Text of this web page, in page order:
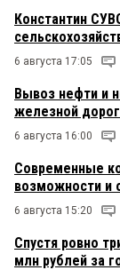
Константин
6 августа 17:05
Вывоз нефти и
железной
6 августа 16:00
Современные
возможности и
6 августа 15:20
Спустя ровно
млн рублей за